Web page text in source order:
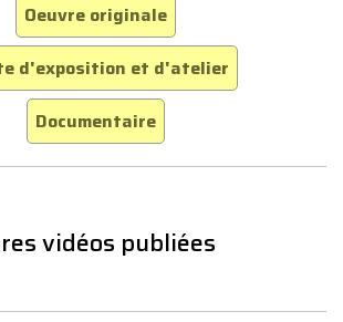
Oeuvre originale
d'exposition et d'atelier
Documentaire
vidéos publiées